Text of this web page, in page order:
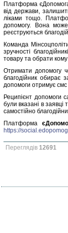
Платформа
від держави,
ліками тощо.
допомогу. Вона може
реєструються
Команда
зручності
товару та обрати
Отримати допомогу
благодійник обирає
допомоги отримує
Реципієнт допомоги
були вказані в
самостійно
Платформа
https://
Переглядів 12691